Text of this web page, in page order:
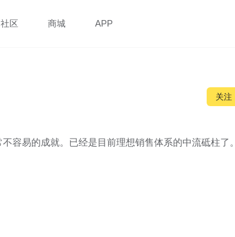
社区 商城 APP
关注
容易的成就。已经是目前理想销售体系的中流砥柱了。